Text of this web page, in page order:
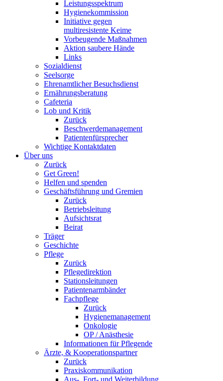
Leistungsspektrum
Hygienekommission
Initiative gegen
multiresistente Keime
Vorbeugende Maßnahmen
Aktion saubere Hände
Links
Sozialdienst
Seelsorge
Ehrenamtlicher Besuchsdienst
Ernährungsberatung
Cafeteria
Lob und Kritik
Zurück
Beschwerdemanagement
Patientenfürsprecher
Wichtige Kontaktdaten
Über uns
Zurück
Get Green!
Helfen und spenden
Geschäftsführung und Gremien
Zurück
Betriebsleitung
Aufsichtsrat
Beirat
Träger
Geschichte
Pflege
Zurück
Pflegedirektion
Stationsleitungen
Patientenarmbänder
Fachpflege
Zurück
Hygienemanagement
Onkologie
OP / Anästhesie
Informationen für Pflegende
Ärzte, & Kooperationspartner
Zurück
Praxiskommunikation
Aus-, Fort- und Weiterbildung